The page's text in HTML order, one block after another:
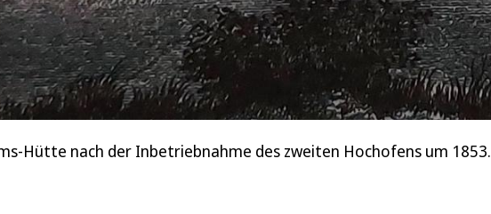
Hütte nach der Inbetriebnahme des zweiten Hochofens um 1853.